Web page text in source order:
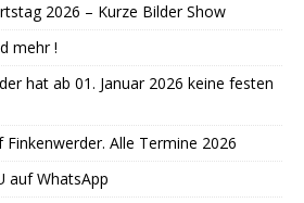
2026 – Kurze Bilder Show
mehr !
hat ab 01. Januar 2026 keine festen
Alle Termine 2026
auf WhatsApp